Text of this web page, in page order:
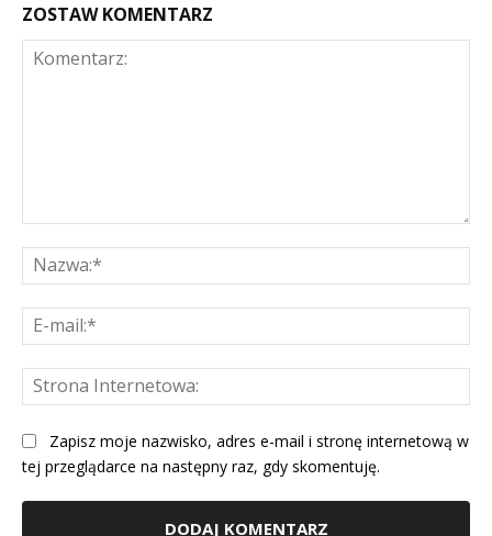
ZOSTAW KOMENTARZ
Zapisz moje nazwisko, adres e-mail i stronę internetową w
tej przeglądarce na następny raz, gdy skomentuję.